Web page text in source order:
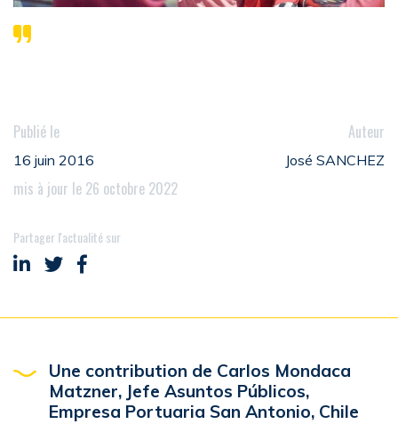
Publié le
16 juin 2016
mis à jour le 26 octobre 2022
Auteur
José SANCHEZ
Partager l'actualité sur
Partager sur LinkedIn
Partager sur Twitter
Partager sur Facebook
Une contribution de Carlos Mondaca
Matzner, Jefe Asuntos Públicos,
Empresa Portuaria San Antonio, Chile